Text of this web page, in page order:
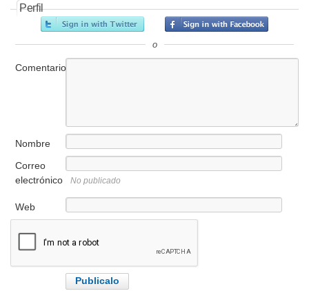
Perfil
o
Comentario
Nombre
Correo
electrónico
No publicado
Web